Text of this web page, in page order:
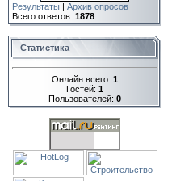
Результаты | Архив опросов
Всего ответов: 1878
Статистика
Онлайн всего: 1
Гостей: 1
Пользователей: 0